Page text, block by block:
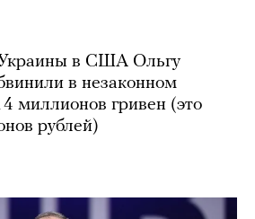
в США Ольгу
в незаконном
миллионов гривен (это
рублей)